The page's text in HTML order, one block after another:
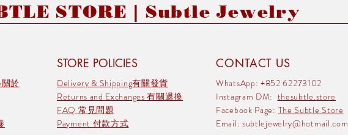
STORE | Subtle Jewelry
STORE POLICIES
於
Delivery & Shipping有關發貨
Returns and Exchanges 有關退換
FAQ 常見問題
Payment 付款方式
CONTACT US
WhatsApp: +852 62273102
Instagram DM: thesubtle.store
Facebook Page: The Subtle Store
Email: subtlejewelry@hotmail.com